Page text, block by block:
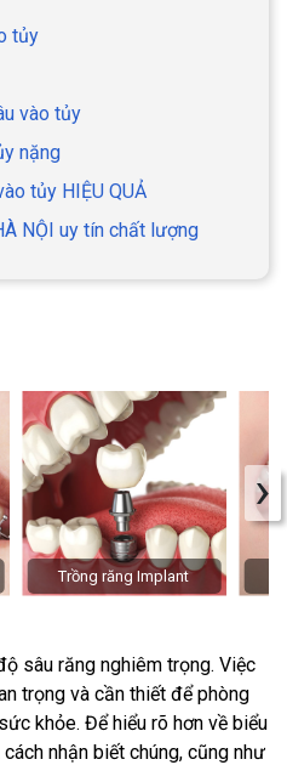
tủy
vào tủy
nặng
tủy HIỆU QUẢ
NỘI uy tín chất lượng
Trồng răng Implant
›
sâu răng nghiêm trọng. Việc
trọng và cần thiết để phòng
khỏe. Để hiểu rõ hơn về biểu
cách nhận biết chúng, cũng như